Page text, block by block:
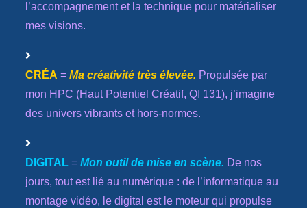
l’accompagnement et la technique pour matérialiser
mes visions.
CRÉA =Ma créativité très élevée. Propulsée par
mon HPC (Haut Potentiel Créatif, QI 131), j’imagine
des univers vibrants et hors-normes.
DIGITAL = Mon outil de mise en scène. De nos
jours, tout est lié au numérique : de l’informatique au
montage vidéo, le digital est le moteur qui propulse